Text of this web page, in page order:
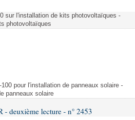
sur l'installation de kits photovoltaïques -
photovoltaïques
pour l'installation de panneaux solaire -
panneaux solaire
deuxième lecture - n° 2453